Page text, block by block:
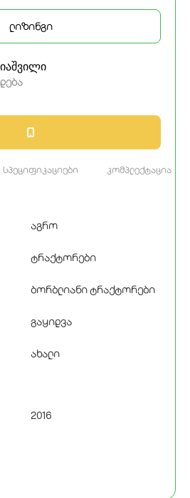
სპეციფიკაციები კომპლექტაცია
აგრო
ტრაქტორები
ბორბლიანი ტრაქტორები
გაყიდვა
ახალი
2016
ლიზინგი